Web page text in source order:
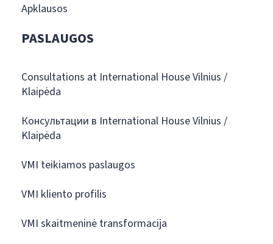
Apklausos
PASLAUGOS
Consultations at International House Vilnius /
Klaipėda
Консультации в International House Vilnius /
Klaipėda
VMI teikiamos paslaugos
VMI kliento profilis
VMI skaitmeninė transformacija